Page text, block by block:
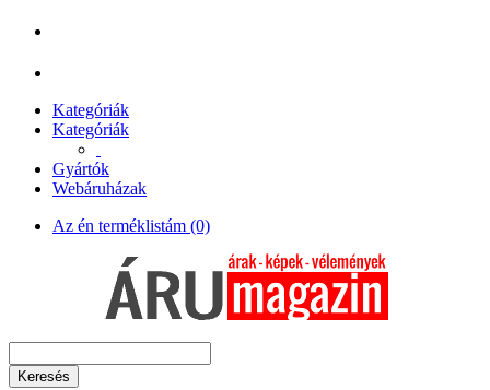
Kategóriák
Kategóriák
Gyártók
Webáruházak
Az én terméklistám (0)
Keresés